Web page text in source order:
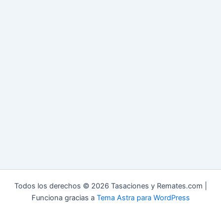
Todos los derechos © 2026 Tasaciones y Remates.com |
Funciona gracias a Tema Astra para WordPress